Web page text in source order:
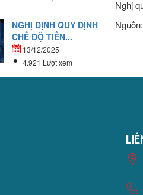
NGHỊ ĐỊNH QUY ĐỊNH
CHẾ ĐỘ TIỀN...
13/12/2025
4.921 Lượt xem
Nghị